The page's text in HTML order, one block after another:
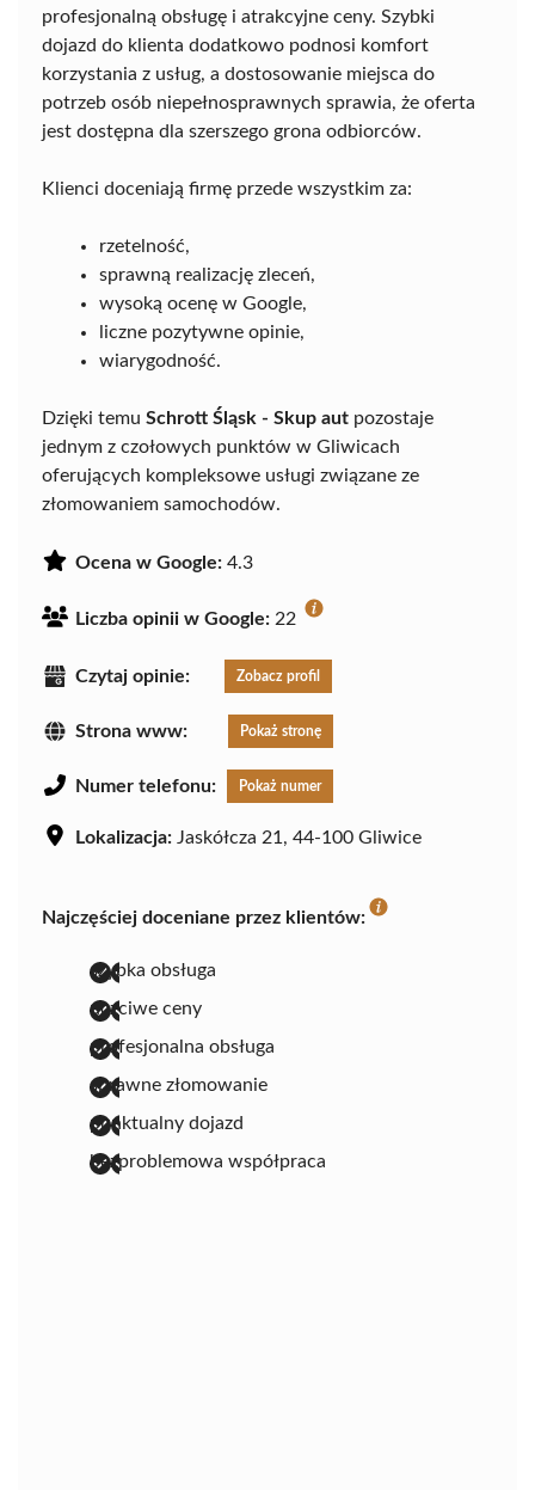
profesjonalną obsługę i atrakcyjne ceny. Szybki
dojazd do klienta dodatkowo podnosi komfort
korzystania z usług, a dostosowanie miejsca do
potrzeb osób niepełnosprawnych sprawia, że oferta
jest dostępna dla szerszego grona odbiorców.
Klienci doceniają firmę przede wszystkim za:
rzetelność,
sprawną realizację zleceń,
wysoką ocenę w Google,
liczne pozytywne opinie,
wiarygodność.
Dzięki temu Schrott Śląsk - Skup aut pozostaje
jednym z czołowych punktów w Gliwicach
oferujących kompleksowe usługi związane ze
złomowaniem samochodów.
Ocena w Google: 4.3
Liczba opinii w Google: 22
Czytaj opinie: Zobacz profil
Strona www: Pokaż stronę
Numer telefonu: Pokaż numer
Lokalizacja: Jaskółcza 21, 44-100 Gliwice
Najczęściej doceniane przez klientów:
szybka obsługa
uczciwe ceny
profesjonalna obsługa
sprawne złomowanie
punktualny dojazd
bezproblemowa współpraca